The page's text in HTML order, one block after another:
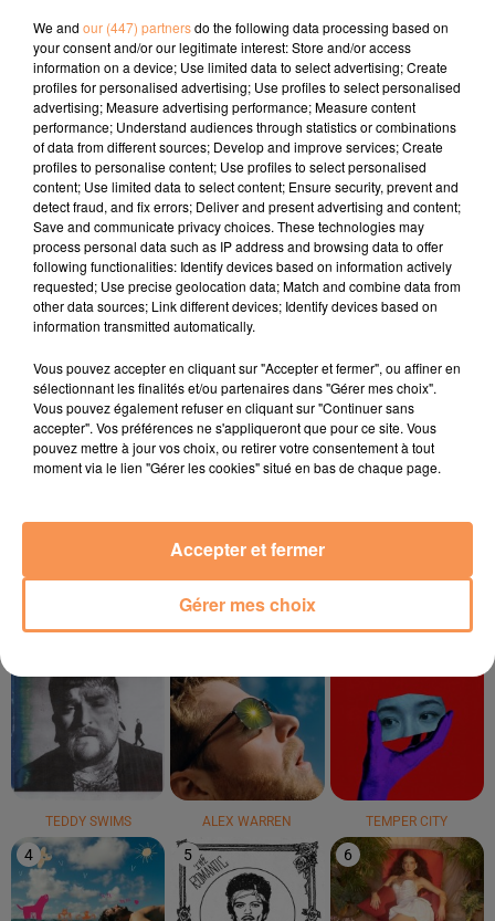
site internet : https://www.edenauto.com/
tel :05 59 92 16 70
TITRES DIFFUSÉS
4h38
4h38 4h34
4h34 4h31
4h31
TEDDY SWIMS ALEX WARREN TEMPER CITY
4 5 6
We and our (447) partnersdo the following data processing based on
your consent and/or our legitimate interest: Store and/or access
information on a device; Use limited data to select advertising; Create
profiles for personalised advertising; Use profiles to select personalised
advertising; Measure advertising performance; Measure content
performance; Understand audiences through statistics or combinations
of data from different sources; Develop and improve services; Create
profiles to personalise content; Use profiles to select personalised
content; Use limited data to select content; Ensure security, prevent and
detect fraud, and fix errors; Deliver and present advertising and content;
Save and communicate privacy choices. These technologies may
process personal data such as IP address and browsing data to offer
following functionalities: Identify devices based on information actively
requested; Use precise geolocation data; Match and combine data from
other data sources; Link different devices; Identify devices based on
information transmitted automatically.
Vous pouvez accepter en cliquant sur "Accepter et fermer", ou affiner en
sélectionnant les finalités et/ou partenaires dans "Gérer mes choix".
Vous pouvez également refuser en cliquant sur "Continuer sans
accepter". Vos préférences ne s'appliqueront que pour ce site. Vous
pouvez mettre à jour vos choix, ou retirer votre consentement à tout
moment via le lien "Gérer les cookies" situé en bas de chaque page.
Gérer mes choix
Accepter et fermer